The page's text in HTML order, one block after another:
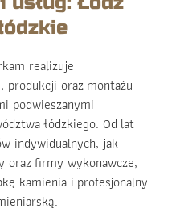
realizuje
produkcji oraz montażu
podwieszanymi
łódzkiego. Od lat
indywidualnych, jak
firmy wykonawcze,
kamienia i profesjonalny